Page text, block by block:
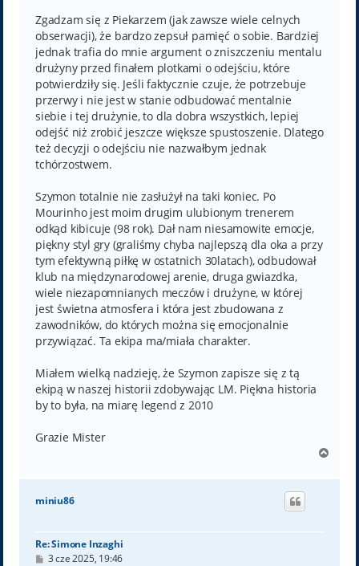
Zgadzam się z Piekarzem (jak zawsze wiele celnych
obserwacji), że bardzo zepsuł pamięć o sobie. Bardziej
jednak trafia do mnie argument o zniszczeniu mentalu
drużyny przed finałem plotkami o odejściu, które
potwierdziły się. Jeśli faktycznie czuje, że potrzebuje
przerwy i nie jest w stanie odbudować mentalnie
siebie i tej drużynie, to dla dobra wszystkich, lepiej
odejść niż zrobić jeszcze większe spustoszenie. Dlatego
też decyzji o odejściu nie nazwałbym jednak
tchórzostwem.
Szymon totalnie nie zasłużył na taki koniec. Po
Mourinho jest moim drugim ulubionym trenerem
odkąd kibicuje (98 rok). Dał nam niesamowite emocje,
piękny styl gry (graliśmy chyba najlepszą dla oka a przy
tym efektywną piłkę w ostatnich 30latach), odbudował
klub na międzynarodowej arenie, druga gwiazdka,
wiele niezapomnianych meczów i drużyne, w której
jest świetna atmosfera i która jest zbudowana z
zawodników, do których można się emocjonalnie
przywiązać. Ta ekipa ma/miała charakter.
Miałem wielką nadzieję, że Szymon zapisze się z tą
ekipą w naszej historii zdobywając LM. Piękna historia
by to była, na miarę legend z 2010
Grazie Mister
g
miniu86
Re: Simone Inzaghi
P3 cze 2025, 19:46